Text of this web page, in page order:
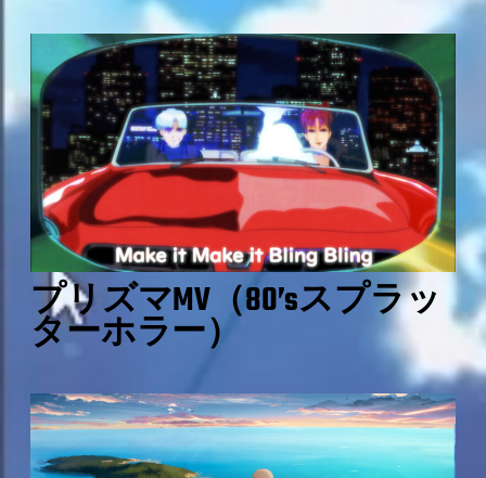
プリズマMV（80’sスプラッ
ターホラー）